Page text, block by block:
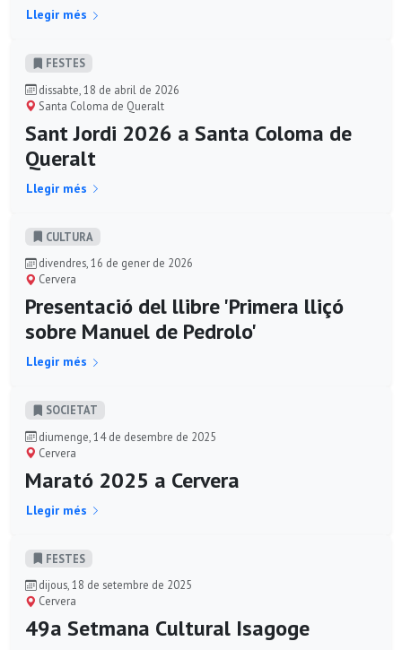
Llegir més
FESTES
dissabte, 18 de abril de 2026
Santa Coloma de Queralt
Sant Jordi 2026 a Santa Coloma de
Queralt
Llegir més
CULTURA
divendres, 16 de gener de 2026
Cervera
Presentació del llibre 'Primera lliçó
sobre Manuel de Pedrolo'
Llegir més
SOCIETAT
diumenge, 14 de desembre de 2025
Cervera
Marató 2025 a Cervera
Llegir més
FESTES
dijous, 18 de setembre de 2025
Cervera
49a Setmana Cultural Isagoge